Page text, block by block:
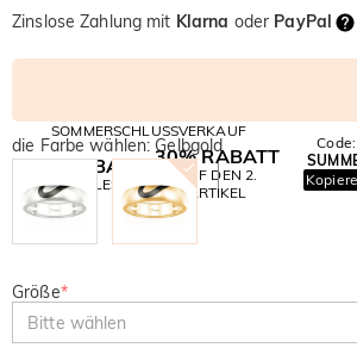
Zinslose Zahlung mit Klarna oder PayPal
SOMMERSCHLUSSVERKAUF
10% RABATT
AUF ALLES
30% RABATT
AUF DEN 2.
ARTIKEL
Code:
die Farbe wählen: Gelbgold
Größe*
Bitte wählen